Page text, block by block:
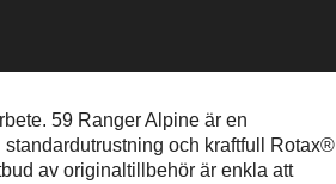
59 Ranger Alpine är en
och kraftfull Rotax®
av originaltillbehör är enkla att